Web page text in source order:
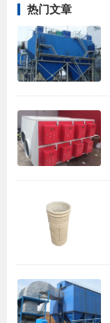
热门文章